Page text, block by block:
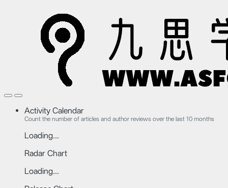
Activity Calendar
Count the number of articles and author reviews over the last 10 months
Loading...
Radar Chart
Loading...